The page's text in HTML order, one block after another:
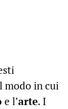
modo in cui
e l’arte. I